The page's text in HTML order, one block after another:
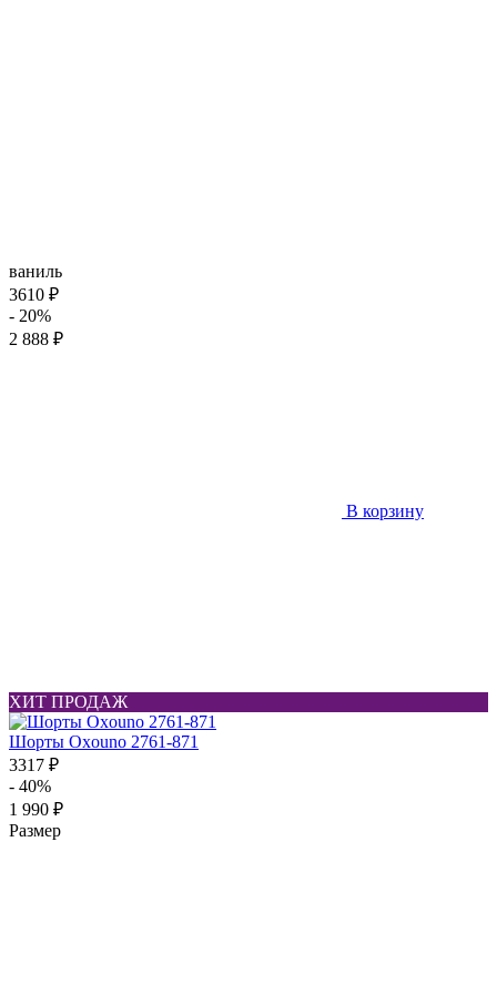
ваниль
3610 ₽
- 20%
2 888 ₽
В корзину
ХИТ ПРОДАЖ
Шорты Oxouno 2761-871
3317 ₽
- 40%
1 990 ₽
Размер